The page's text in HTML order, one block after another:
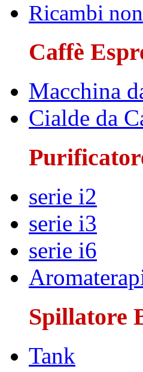
Ricambi
Caffè
Macchina
Cialde da
serie i2
serie i3
serie i6
Spillatore
Tank